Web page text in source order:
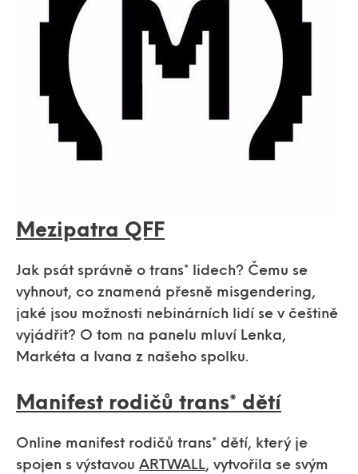
Mezipatra QFF
Jak psát správně o trans* lidech? Čemu se
vyhnout, co znamená přesně misgendering,
jaké jsou možnosti nebinárních lidí se v češtině
vyjádřit? O tom na panelu mluví Lenka,
Markéta a Ivana z našeho spolku.
Manifest rodičů trans* dětí
Online manifest rodičů trans* dětí, který je
spojen s výstavou ARTWALL, vytvořila se svým